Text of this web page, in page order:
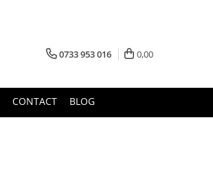
0733 953 016 0,00
CONTACT BLOG